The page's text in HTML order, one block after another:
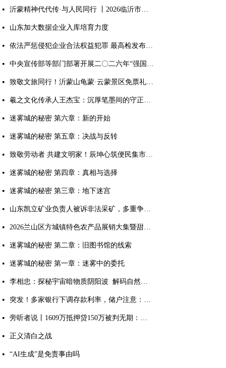
넷 沂蒙精神代代传·与人民同行 丨2026临沂市文联新时代文明实践文艺志愿服务主题活动正式启动
넷 山东加大数据企业入库培育力度
넷 依法严惩侵犯企业合法权益犯罪 最高检发布典型案例
넷 中央宣传部等部门部署开展二〇二六年“强国复兴有我”群众性主题宣传教育活动
넷 致敬文旅同行！沂蒙山龟蒙·云蒙景区免票礼遇全国旅游人！
넷 羲之文化传承人王杰宝：沉厚笔墨间的守正出新
넷 迷雾城的秘密 第六章：新的开始
넷 迷雾城的秘密 第五章：决战与反转
넷 致敬劳动者 共建文明家！辰坤心筑便民集市烟火气暖人心
넷 迷雾城的秘密 第四章：真相与选择
넷 迷雾城的秘密 第三章：地下迷宫
넷 山东凯立矿业负责人被诉非法采矿，多重争议待解
넷 2026兰山区方城镇特色农产品展销大集暨甜瓜大赛成功举办
넷 迷雾城的秘密 第二章：旧图书馆的线索
넷 迷雾城的秘密 第一章：迷雾中的委托
넷 李相忠：探秘宇宙暗物质阴阳波 解码自然规律与人生万象
넷 突发！多家银行下调存款利率，储户注意：存钱方式该变了
넷 旁听者说丨1609万抵押贷150万被判无期：多吉扎西案击穿法治与良知的双重底线
넷 正义清白之战
넷 “AI生成”是免责事由吗